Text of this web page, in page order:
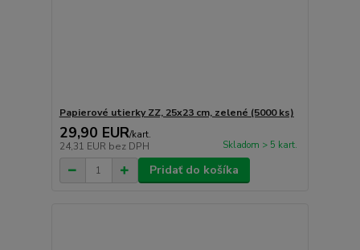
Papierové utierky ZZ, 25x23 cm, zelené (5000 ks)
29,90 EUR/kart.
24,31 EUR bez DPH Skladom > 5 kart.
Pridať do košíka